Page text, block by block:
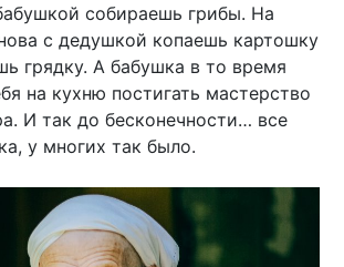
собираешь грибы. На
с дедушкой копаешь картошку
грядку. А бабушка в то время
на кухню постигать мастерство
И так до бесконечности… все
у многих так было.